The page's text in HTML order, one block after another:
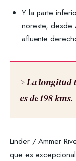
Y la parte
noreste, desde
afluente
> La longitud
es de 198 kms.
Linder / Ammer
que es